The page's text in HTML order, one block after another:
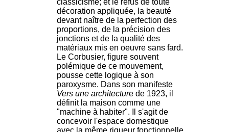
classicisme; et le refus de toute
décoration appliquée, la beauté
devant naître de la perfection des
proportions, de la précision des
jonctions et de la qualité des
matériaux mis en oeuvre sans fard.
Le Corbusier, figure souvent
polémique de ce mouvement,
pousse cette logique à son
paroxysme. Dans son manifeste
Vers une architecture de 1923, il
définit la maison comme une
"machine à habiter". Il s'agit de
concevoir l'espace domestique